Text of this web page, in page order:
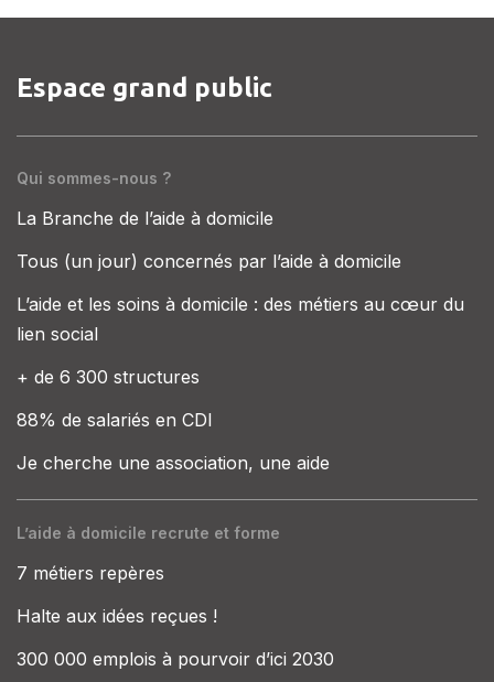
Espace grand public
Qui sommes-nous ?
La Branche de l’aide à domicile
Tous (un jour) concernés par l’aide à domicile
L’aide et les soins à domicile : des métiers au cœur du
lien social
+ de 6 300 structures
88% de salariés en CDI
Je cherche une association, une aide
L’aide à domicile recrute et forme
7 métiers repères
Halte aux idées reçues !
300 000 emplois à pourvoir d’ici 2030